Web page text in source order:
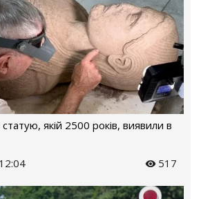
якій 2500 років, виявили в
12:04 517